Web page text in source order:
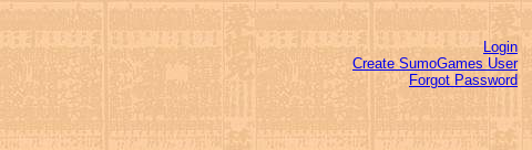
Login
Create SumoGames User
Forgot Password